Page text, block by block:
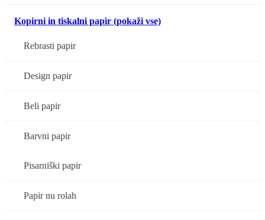
Kopirni in tiskalni papir (pokaži vse)
Rebrasti papir
Design papir
Beli papir
Barvni papir
Pisarniški papir
Papir nu rolah